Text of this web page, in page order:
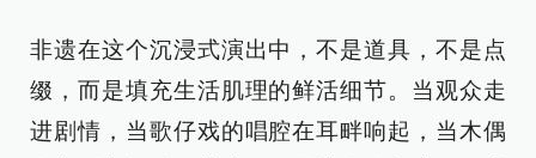
非遗在这个沉浸式演出中，不是道具，不是点
缀，而是填充生活肌理的鲜活细节。当观众走
进剧情，当歌仔戏的唱腔在耳畔响起，当木偶